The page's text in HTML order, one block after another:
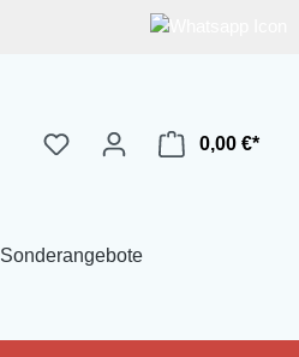
0,00 €*
Sonderangebote